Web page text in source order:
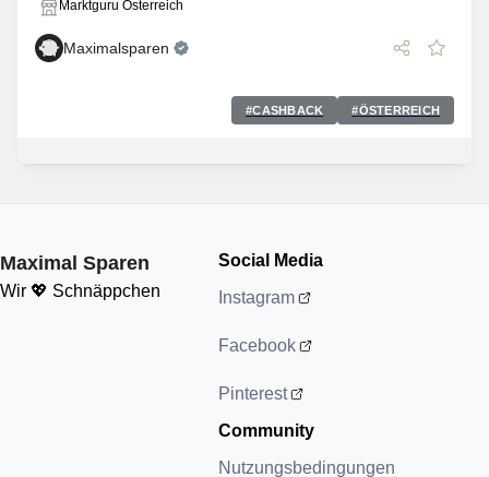
Marktguru Österreich
Maximalsparen
#CASHBACK #ÖSTERREICH
Maximal Sparen
Wir 💖 Schnäppchen
Social Media
Instagram
Facebook
Pinterest
Community
Nutzungsbedingungen